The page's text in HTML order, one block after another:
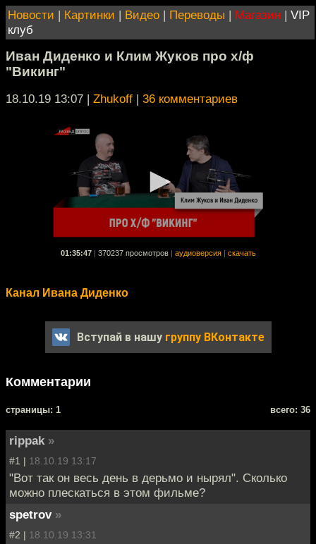
Новости | Картинки | Видео | Переводы | Магазин | VIP
клуб
Иван Диденко и Клим Жуков про х/ф
"Викинг"
18.10.19 13:07 | Zhukoff | 36 комментариев
01:35:47 370237 просмотров аудиоверсия скачать
Канал Ивана Диденко
Вступай в нашу группу ВКонтакте
Комментарии
cтраницы: 1 всего: 36
rippak »
#1 | 18.10.19 13:17
"Вот так он весь день в дерьмо и нырял". Сколько
можно плескаться в этом фильме?
spetrov »
#2 | 18.10.19 13:31